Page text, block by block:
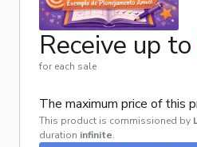
Receive up to
for each sale
The maximum price of this
This product is commissioned by
duration infinite.